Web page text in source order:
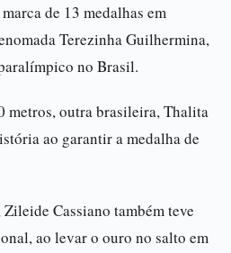
de 13 medalhas em
Terezinha Guilhermina,
no Brasil.
metros, outra brasileira, Thalita
ao garantir a medalha de
Cassiano também teve
ao levar o ouro no salto em